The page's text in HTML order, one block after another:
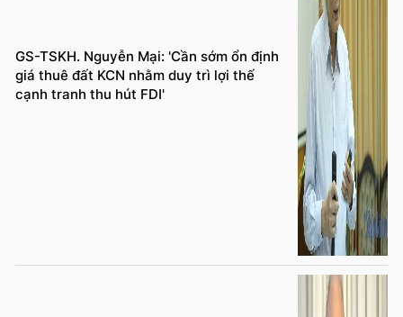
GS-TSKH. Nguyễn Mại: 'Cần sớm ổn định
giá thuê đất KCN nhằm duy trì lợi thế
cạnh tranh thu hút FDI'